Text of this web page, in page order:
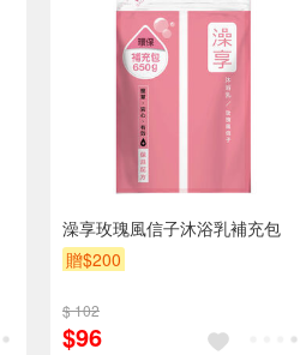
澡享玫瑰風信子沐浴乳補充包
贈$200
$ 102
$96